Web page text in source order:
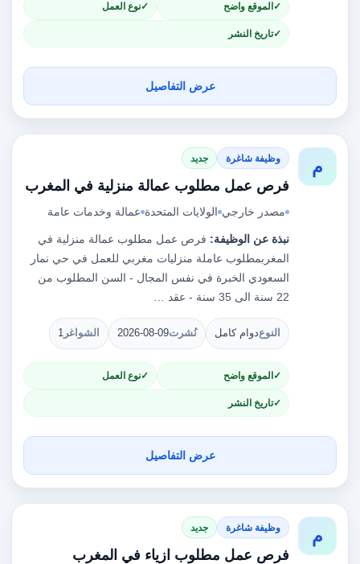
الموقع واضح نوع العمل
تاريخ النشر
عرض التفاصيل
م وظيفة شاغرة جديد
فرص عمل مطلوب عمالة منزلية في المغرب
مصدر خارجي الولايات المتحدة عمالة وخدمات عامة
نبذة عن الوظيفة: فرص عمل مطلوب عمالة منزلية في
المغربمطلوب عاملة منزليات مغربي للعمل في حي نمار
السعودي الخبرة في نفس المجال - السن المطلوب من
22 سنة الى 35 سنة - عقد …
النوعدوام كامل نُشرت2026-08-09 الشواغر 1
الموقع واضح نوع العمل
تاريخ النشر
عرض التفاصيل
م وظيفة شاغرة جديد
فرص عمل مطلوب ازياء في المغرب